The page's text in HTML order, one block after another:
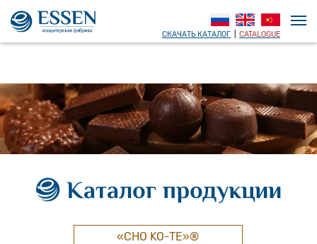
СКАЧАТЬ КАТАЛОГ CATALOGUE
Каталог продукции
«CHO KO-TE»®